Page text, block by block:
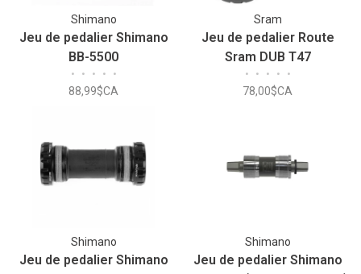
Shimano
Jeu de pedalier Shimano
BB-5500
• • • • •
88,99$CA
Sram
Jeu de pedalier Route
Sram DUB T47
• • • • •
78,00$CA
Shimano
Jeu de pedalier Shimano
Shimano
Jeu de pedalier Shimano